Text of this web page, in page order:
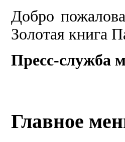
Добро
Золотая книга
Пресс-служба
Главное